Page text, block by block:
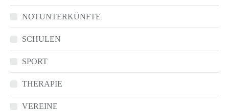
NOTUNTERKÜNFTE
SCHULEN
SPORT
THERAPIE
VEREINE